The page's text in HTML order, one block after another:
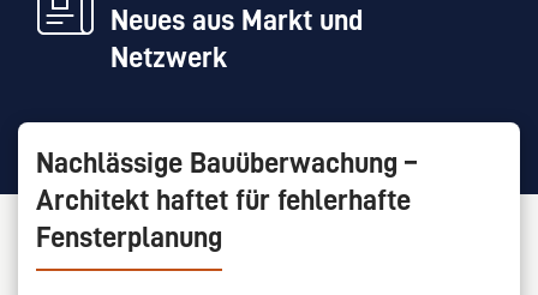
Neues aus Markt und
Netzwerk
Nachlässige Bauüberwachung –
Architekt haftet für fehlerhafte
Fensterplanung